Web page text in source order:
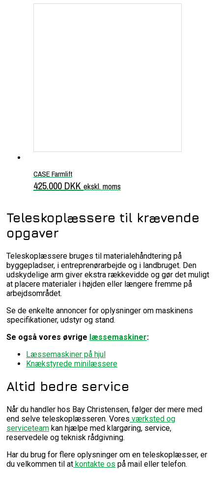
CASE Farmlift
425.000 DKK ekskl. moms
Teleskoplæssere til krævende
opgaver
Teleskoplæssere bruges til materialehåndtering på
byggepladser, i entreprenørarbejde og i landbruget. Den
udskydelige arm giver ekstra rækkevidde og gør det muligt
at placere materialer i højden eller længere fremme på
arbejdsområdet.
Se de enkelte annoncer for oplysninger om maskinens
specifikationer, udstyr og stand.
Se også vores øvrige læssemaskiner:
Læssemaskiner på hjul
Knækstyrede minilæssere
Altid bedre service
Når du handler hos Bay Christensen, følger der mere med
end selve teleskoplæsseren. Vores værksted og
serviceteam kan hjælpe med klargøring, service,
reservedele og teknisk rådgivning.
Har du brug for flere oplysninger om en teleskoplæsser, er
du velkommen til at kontakte os på mail eller telefon.